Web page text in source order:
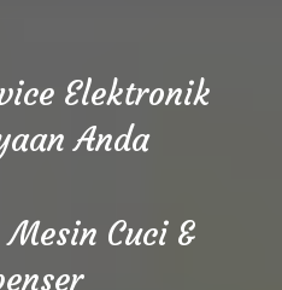
Elektronik
Anda
Cuci &